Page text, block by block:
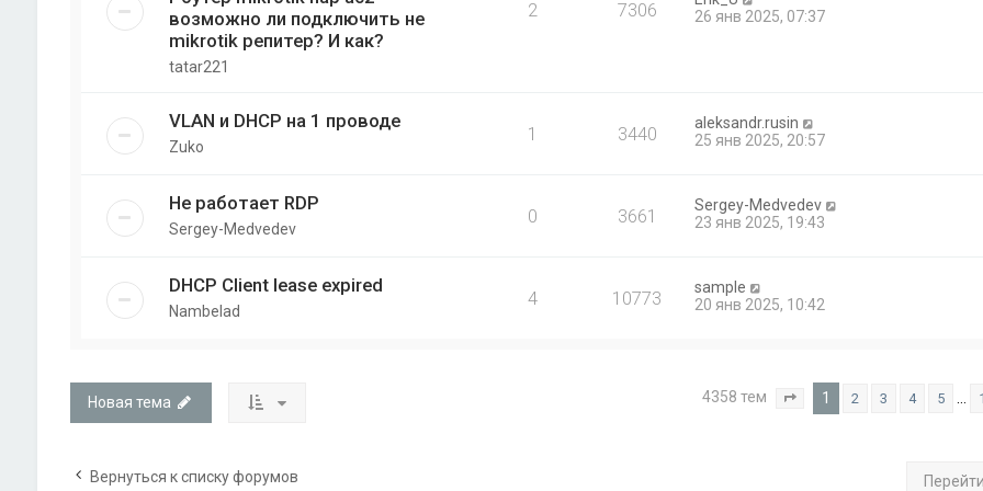
возможно ли подключить не
mikrotik репитер? И как?
tatar221
2 7306
26 янв 2025, 07:37
VLAN и DHCP на 1 проводе
Zuko
1 3440
aleksandr.rusin
25 янв 2025, 20:57
Не работает RDP
Sergey-Medvedev
0 3661
Sergey-Medvedev
23 янв 2025, 19:43
DHCP Client lease expired
Nambelad
4 10773
sample
20 янв 2025, 10:42
Новая тема 4358 тем Страница из 175
1 2 3 4 5
Вернуться к списку форумов Перейти